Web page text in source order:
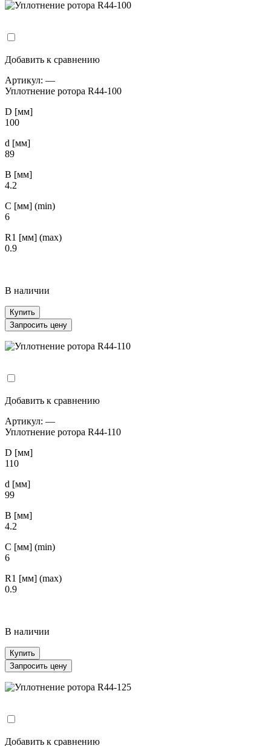
Добавить к сравнению
Артикул: —
Уплотнение ротора R44-100
D [мм]
100
d [мм]
89
B [мм]
4.2
С [мм] (min)
6
R1 [мм] (max)
0.9
В наличии
Купить
Запросить цену
Добавить к сравнению
Артикул: —
Уплотнение ротора R44-110
D [мм]
110
d [мм]
99
B [мм]
4.2
С [мм] (min)
6
R1 [мм] (max)
0.9
В наличии
Купить
Запросить цену
Добавить к сравнению